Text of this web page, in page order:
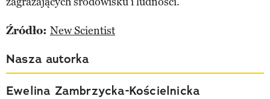
Źródło: New Scientist
Nasza autorka
Ewelina Zambrzycka-Kościelnicka